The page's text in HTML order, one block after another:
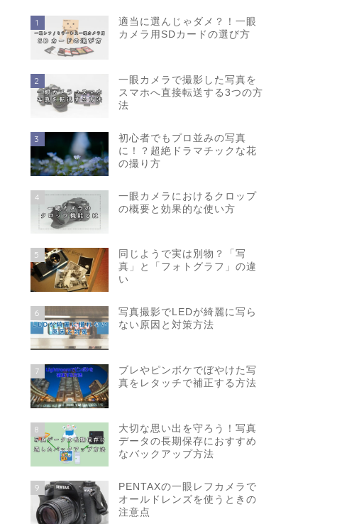
1
適当に選んじゃダメ？！一眼
カメラ用SDカードの選び方
2
一眼カメラで撮影した写真を
スマホへ直接転送する3つの方
法
3
初心者でもプロ並みの写真
に！？超絶ドラマチックな花
の撮り方
4
一眼カメラにおけるクロップ
の概要と効果的な使い方
5
同じようで実は別物？「写
真」と「フォトグラフ」の違
い
6
写真撮影でLEDが綺麗に写ら
ない原因と対策方法
7
ブレやピンボケでぼやけた写
真をレタッチで補正する方法
8
大切な思い出を守ろう！写真
データの長期保存におすすめ
なバックアップ方法
9
PENTAXの一眼レフカメラで
オールドレンズを使うときの
注意点